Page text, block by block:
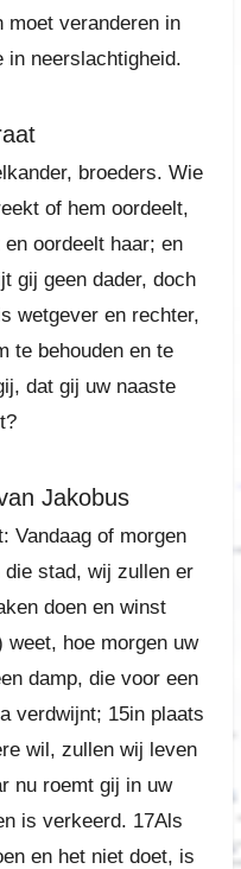
moet veranderen in
in neerslachtigheid.
broeders. Wie
of hem oordeelt,
oordeelt haar; en
gij geen dader, doch
wetgever en rechter,
te behouden en te
dat gij uw naaste
Jakobus
Vandaag of morgen
stad, wij zullen er
doen en winst
weet, hoe morgen uw
damp, die voor een
verdwijnt; 15in plaats
wil, zullen wij leven
nu roemt gij in uw
is verkeerd. 17Als
en het niet doet, is